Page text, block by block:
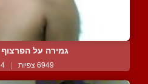
גמירה על
6949 צפיות | 4 המלצות